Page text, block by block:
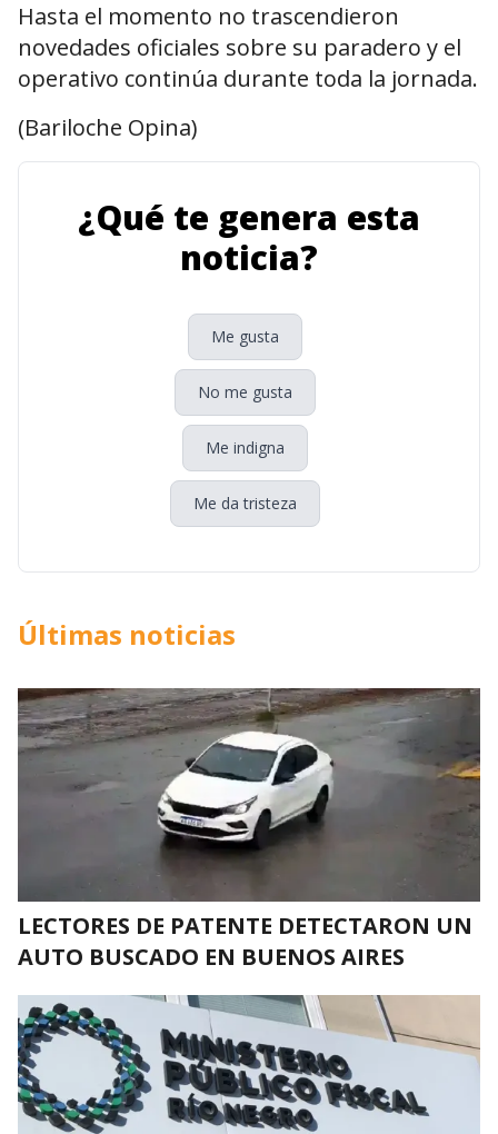
Hasta el momento no trascendieron
novedades oficiales sobre su paradero y el
operativo continúa durante toda la jornada.
(Bariloche Opina)
¿Qué te genera esta
noticia?
Me gusta
No me gusta
Me indigna
Me da tristeza
Últimas noticias
LECTORES DE PATENTE DETECTARON UN
AUTO BUSCADO EN BUENOS AIRES